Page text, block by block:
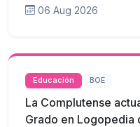
06 Aug 2026
Educación BOE
La Complutense
Grado en